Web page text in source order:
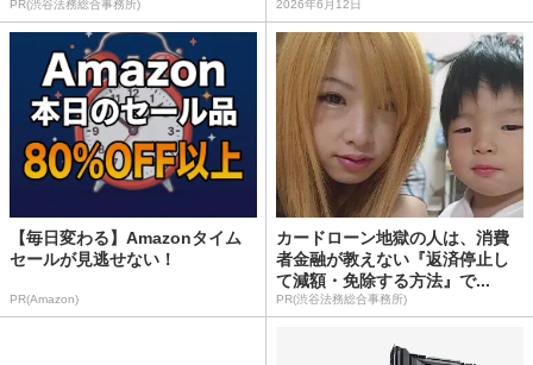
PR(渋谷法務総合事務所) 2026年6月12日
【毎日変わる】Amazonタイム
セールが見逃せない！
PR(Amazon)
カードローン地獄の人は、消費
者金融が教えない『返済停止し
て減額・免除する方法』で...
PR(渋谷法務総合事務所)